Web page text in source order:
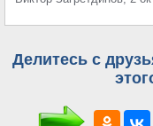
Делитесь с